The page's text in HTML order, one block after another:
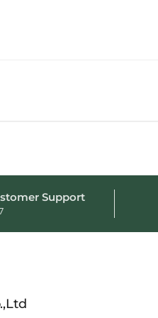
Support